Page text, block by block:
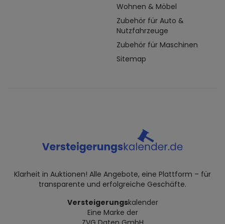
Wohnen & Möbel
Zubehör für Auto &
Nutzfahrzeuge
Zubehör für Maschinen
Sitemap
Klarheit in Auktionen! Alle Angebote, eine Plattform – für
transparente und erfolgreiche Geschäfte.
Versteigerungskalender
Eine Marke der